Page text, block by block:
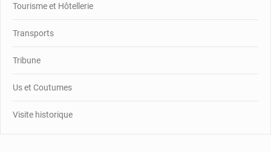
Tourisme et Hôtellerie
Transports
Tribune
Us et Coutumes
Visite historique